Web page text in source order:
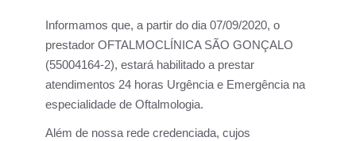
Informamos que, a partir do dia07/09/2020, o
prestador OFTALMOCLÍNICA SÃO GONÇALO
(55004164-2), estará habilitado a prestar
atendimentos 24 horas Urgência e Emergência na
especialidade de Oftalmologia.
Além de nossa rede credenciada, cujos